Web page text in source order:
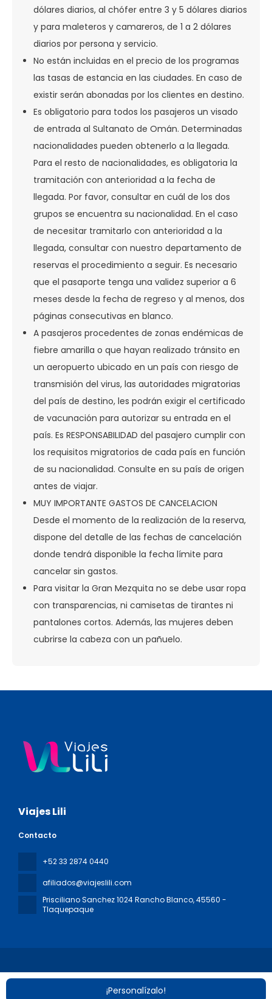
¡Personalízalo!
dólares diarios, al chófer entre 3 y 5 dólares diarios
y para maleteros y camareros, de 1 a 2 dólares
diarios por persona y servicio.
No están incluidas en el precio de los programas
las tasas de estancia en las ciudades. En caso de
existir serán abonadas por los clientes en destino.
Es obligatorio para todos los pasajeros un visado
de entrada al Sultanato de Omán. Determinadas
nacionalidades pueden obtenerlo a la llegada.
Para el resto de nacionalidades, es obligatoria la
tramitación con anterioridad a la fecha de
llegada. Por favor, consultar en cuál de los dos
grupos se encuentra su nacionalidad. En el caso
de necesitar tramitarlo con anterioridad a la
llegada, consultar con nuestro departamento de
reservas el procedimiento a seguir. Es necesario
que el pasaporte tenga una validez superior a 6
meses desde la fecha de regreso y al menos, dos
páginas consecutivas en blanco.
A pasajeros procedentes de zonas endémicas de
fiebre amarilla o que hayan realizado tránsito en
un aeropuerto ubicado en un país con riesgo de
transmisión del virus, las autoridades migratorias
del país de destino, les podrán exigir el certificado
de vacunación para autorizar su entrada en el
país. Es RESPONSABILIDAD del pasajero cumplir con
los requisitos migratorios de cada país en función
de su nacionalidad. Consulte en su país de origen
antes de viajar.
MUY IMPORTANTE GASTOS DE CANCELACION
Desde el momento de la realización de la reserva,
dispone del detalle de las fechas de cancelación
donde tendrá disponible la fecha límite para
cancelar sin gastos.
Para visitar la Gran Mezquita no se debe usar ropa
con transparencias, ni camisetas de tirantes ni
pantalones cortos. Además, las mujeres deben
cubrirse la cabeza con un pañuelo.
Viajes Lili
Contacto
+52 33 2874 0440
afiliados@viajeslili.com
Prisciliano Sanchez 1024 Rancho Blanco, 45560 -
Tlaquepaque